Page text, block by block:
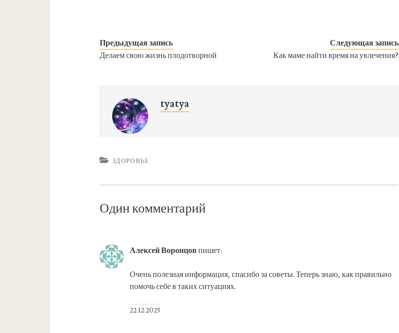
Предыдущая запись
Делаем свою жизнь плодотворной
Следующая запись
Как маме найти время на увлечения?
tyatya
ЗДОРОВЬЕ
Один комментарий
Алексей Воронцов пишет:
Очень полезная информация, спасибо за советы. Теперь знаю, как правильно
помочь себе в таких ситуациях.
22.12.2025